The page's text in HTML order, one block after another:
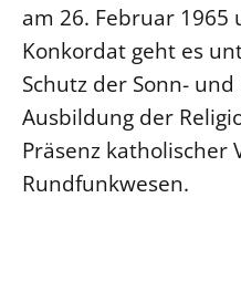
am 26. Februar 1965
Konkordat geht es
Schutz der Sonn-
Ausbildung der
Präsenz katholischer
Rundfunkwesen.